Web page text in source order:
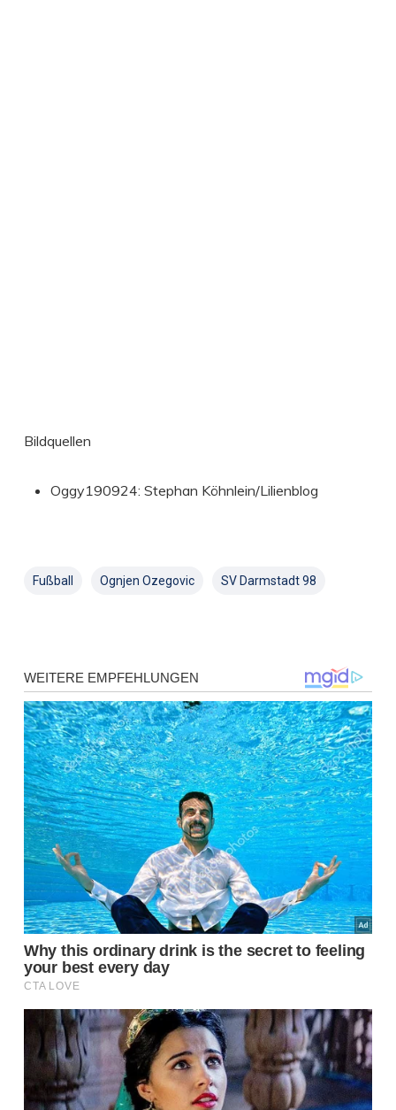
Bildquellen
Oggy190924: Stephan Köhnlein/Lilienblog
Fußball Ognjen Ozegovic SV Darmstadt 98